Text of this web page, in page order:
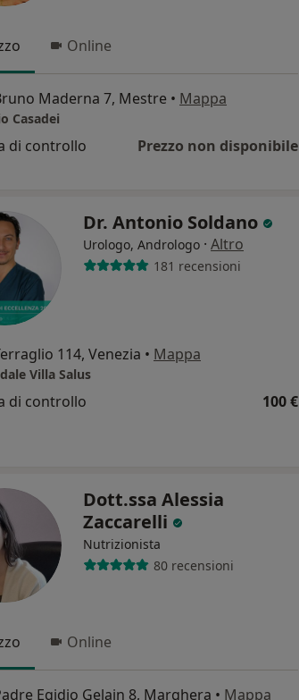
Online
Maderna 7, Mestre • Mappa
Casadei
di controllo Prezzo non disponibile
Dr. Antonio Soldano
Urologo, Andrologo · Altro
181 recensioni
114, Venezia • Mappa
Villa Salus
di controllo 100 €
Dott.ssa Alessia
Zaccarelli
Nutrizionista
80 recensioni
Online
Egidio Gelain 8, Marghera • Mappa